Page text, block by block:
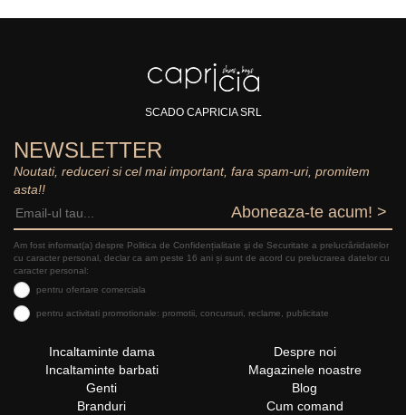
SCADO CAPRICIA SRL
NEWSLETTER
Noutati, reduceri si cel mai important, fara spam-uri, promitem
asta!!
Aboneaza-te acum! >
Am fost informat(a) despre Politica de Confidențialitate şi de Securitate a prelucrăriidatelor
cu caracter personal, declar ca am peste 16 ani și sunt de acord cu prelucrarea datelor cu
caracter personal:
pentru ofertare comerciala
pentru activitati promotionale: promotii, concursuri, reclame, publicitate
Incaltaminte dama
Incaltaminte barbati
Genti
Branduri
Despre noi
Magazinele noastre
Blog
Cum comand